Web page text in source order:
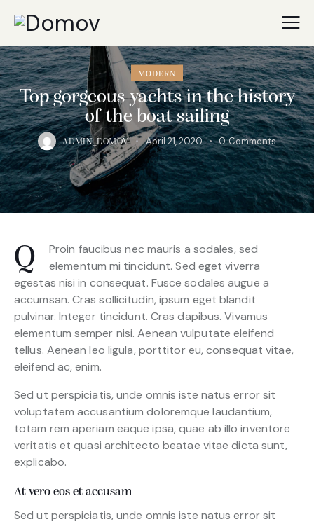
MODERN
Top gorgeous yachts in the history
of the boat sailing
ADMIN_DOMOV April 21, 2020 0 Comments
Q
Proin faucibus nec mauris a sodales, sed
elementum mi tincidunt. Sed eget viverra
egestas nisi in consequat. Fusce sodales augue a
accumsan. Cras sollicitudin, ipsum eget blandit
pulvinar. Integer tincidunt. Cras dapibus. Vivamus
elementum semper nisi. Aenean vulputate eleifend
tellus. Aenean leo ligula, porttitor eu, consequat vitae,
eleifend ac, enim.
Sed ut perspiciatis, unde omnis iste natus error sit
voluptatem accusantium doloremque laudantium,
totam rem aperiam eaque ipsa, quae ab illo inventore
veritatis et quasi architecto beatae vitae dicta sunt,
explicabo.
At vero eos et accusam
Sed ut perspiciatis, unde omnis iste natus error sit